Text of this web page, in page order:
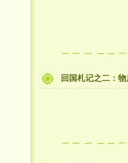
回国札记之二：